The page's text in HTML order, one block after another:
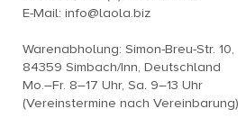
E-Mail: info@laola.biz
Warenabholung: Simon-Breu-Str. 10,
84359 Simbach/Inn, Deutschland
Mo.–Fr. 8–17 Uhr, Sa. 9–13 Uhr
(Vereinstermine nach Vereinbarung)